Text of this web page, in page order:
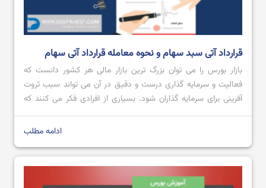
قرارداد آتی سبد سهام و نحوه معامله قرارداد آتی سهام
بازار بورس را می توان بزرگ ترین بازار مالی هر کشور دانست که
فعالیت و سرمایه گذاری درست و دقیق در آن می تواند سبب ثروت
آفرینی برای سرمایه گذاران شود. بسیاری از افرادی فکر می کنند که
صرفا در آموزش بورس می توان به خرید و فروش سهام یا صندوق
ادامه مطلب